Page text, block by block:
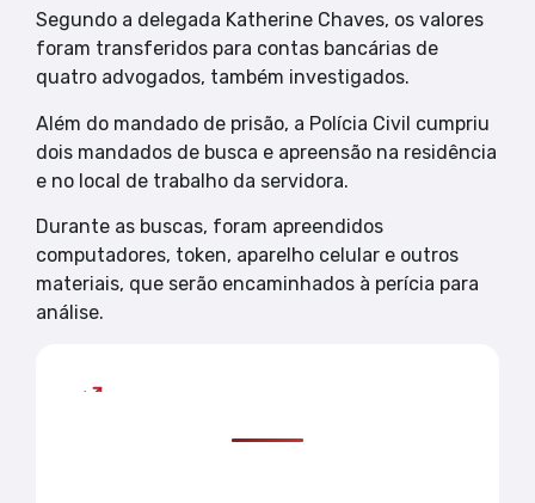
Segundo a delegada Katherine Chaves, os valores
foram transferidos para contas bancárias de
quatro advogados, também investigados.
Além do mandado de prisão, a Polícia Civil cumpriu
dois mandados de busca e apreensão na residência
e no local de trabalho da servidora.
Durante as buscas, foram apreendidos
computadores, token, aparelho celular e outros
materiais, que serão encaminhados à perícia para
análise.